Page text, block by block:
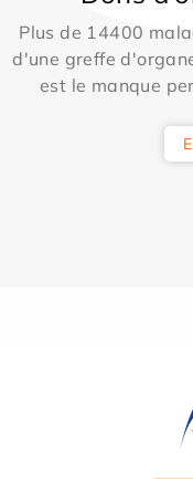
Plus de 14400
d'une greffe
est le manque